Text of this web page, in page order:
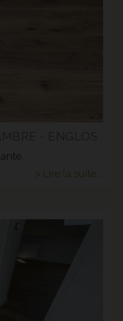
> Lire la suite...